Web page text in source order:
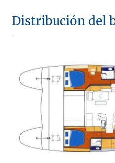
Distribución del